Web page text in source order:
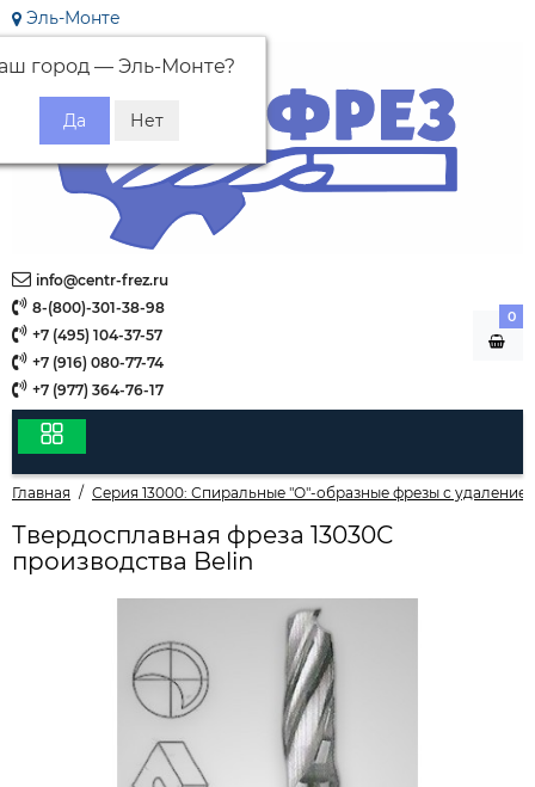
Эль-Монте
город — Эль-Монте?
info@centr-frez.ru
8-(800)-301-38-98
+7 (495) 104-37-57
+7 (916) 080-77-74
+7 (977) 364-76-17
0
Главная Серия 13000: Спиральные "О"-образные фрезы с
Твердосплавная фреза 13030С
производства Belin